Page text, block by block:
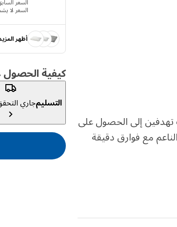
السعر السابق :
السعر لا
أظهر
كيفية الحصول
التسليمجاري
تهدفين إلى الحصول على
مع فوارق دقيقة